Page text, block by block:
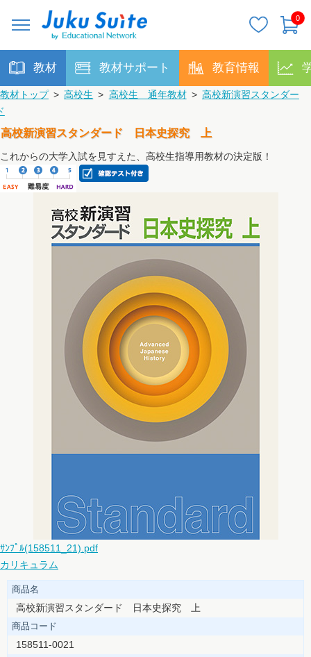
0
教材 教材サポート 教育情報
教材トップ > 高校生 > 高校生 通年教材 > 高校新演習スタンダー
高校新演習スタンダード 日本史探究 上
これからの大学入試を見すえた、高校生指導用教材の決定版！
ｻﾝﾌﾟﾙ(158511_21).pdf
カリキュラム
商品名
高校新演習スタンダード 日本史探究 上
商品コード
158511-0021